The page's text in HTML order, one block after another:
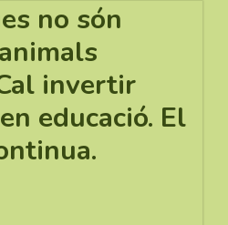
no són
invertir
educació. El